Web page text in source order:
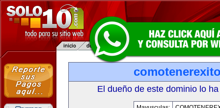
El dueño de este dominio lo